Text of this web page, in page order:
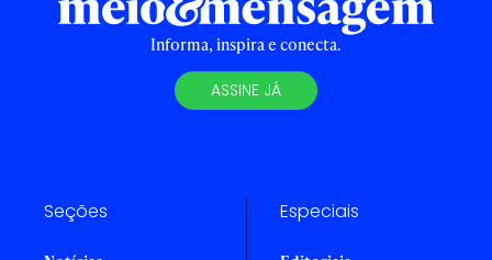
Informa, inspira e conecta.
ASSINE JÁ
Seções Especiais